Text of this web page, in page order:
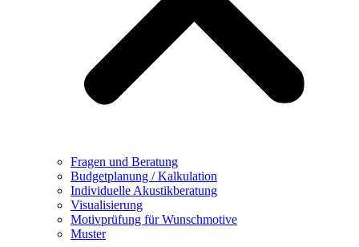
Fragen und Beratung
Budgetplanung / Kalkulation
Individuelle Akustikberatung
Visualisierung
Motivprüfung für Wunschmotive
Muster